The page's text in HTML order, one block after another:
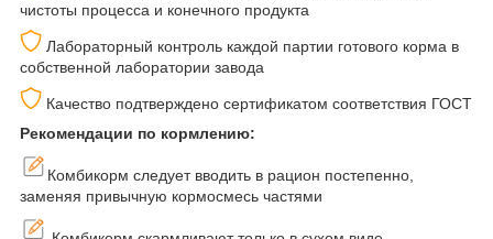
чистоты процесса и конечного продукта
Лабораторный контроль каждой партии готового корма в
собственной лаборатории завода
Качество подтверждено сертификатом соответствия ГОСТ
Рекомендации по кормлению:
Комбикорм следует вводить в рацион постепенно,
заменяя привычную кормосмесь частями